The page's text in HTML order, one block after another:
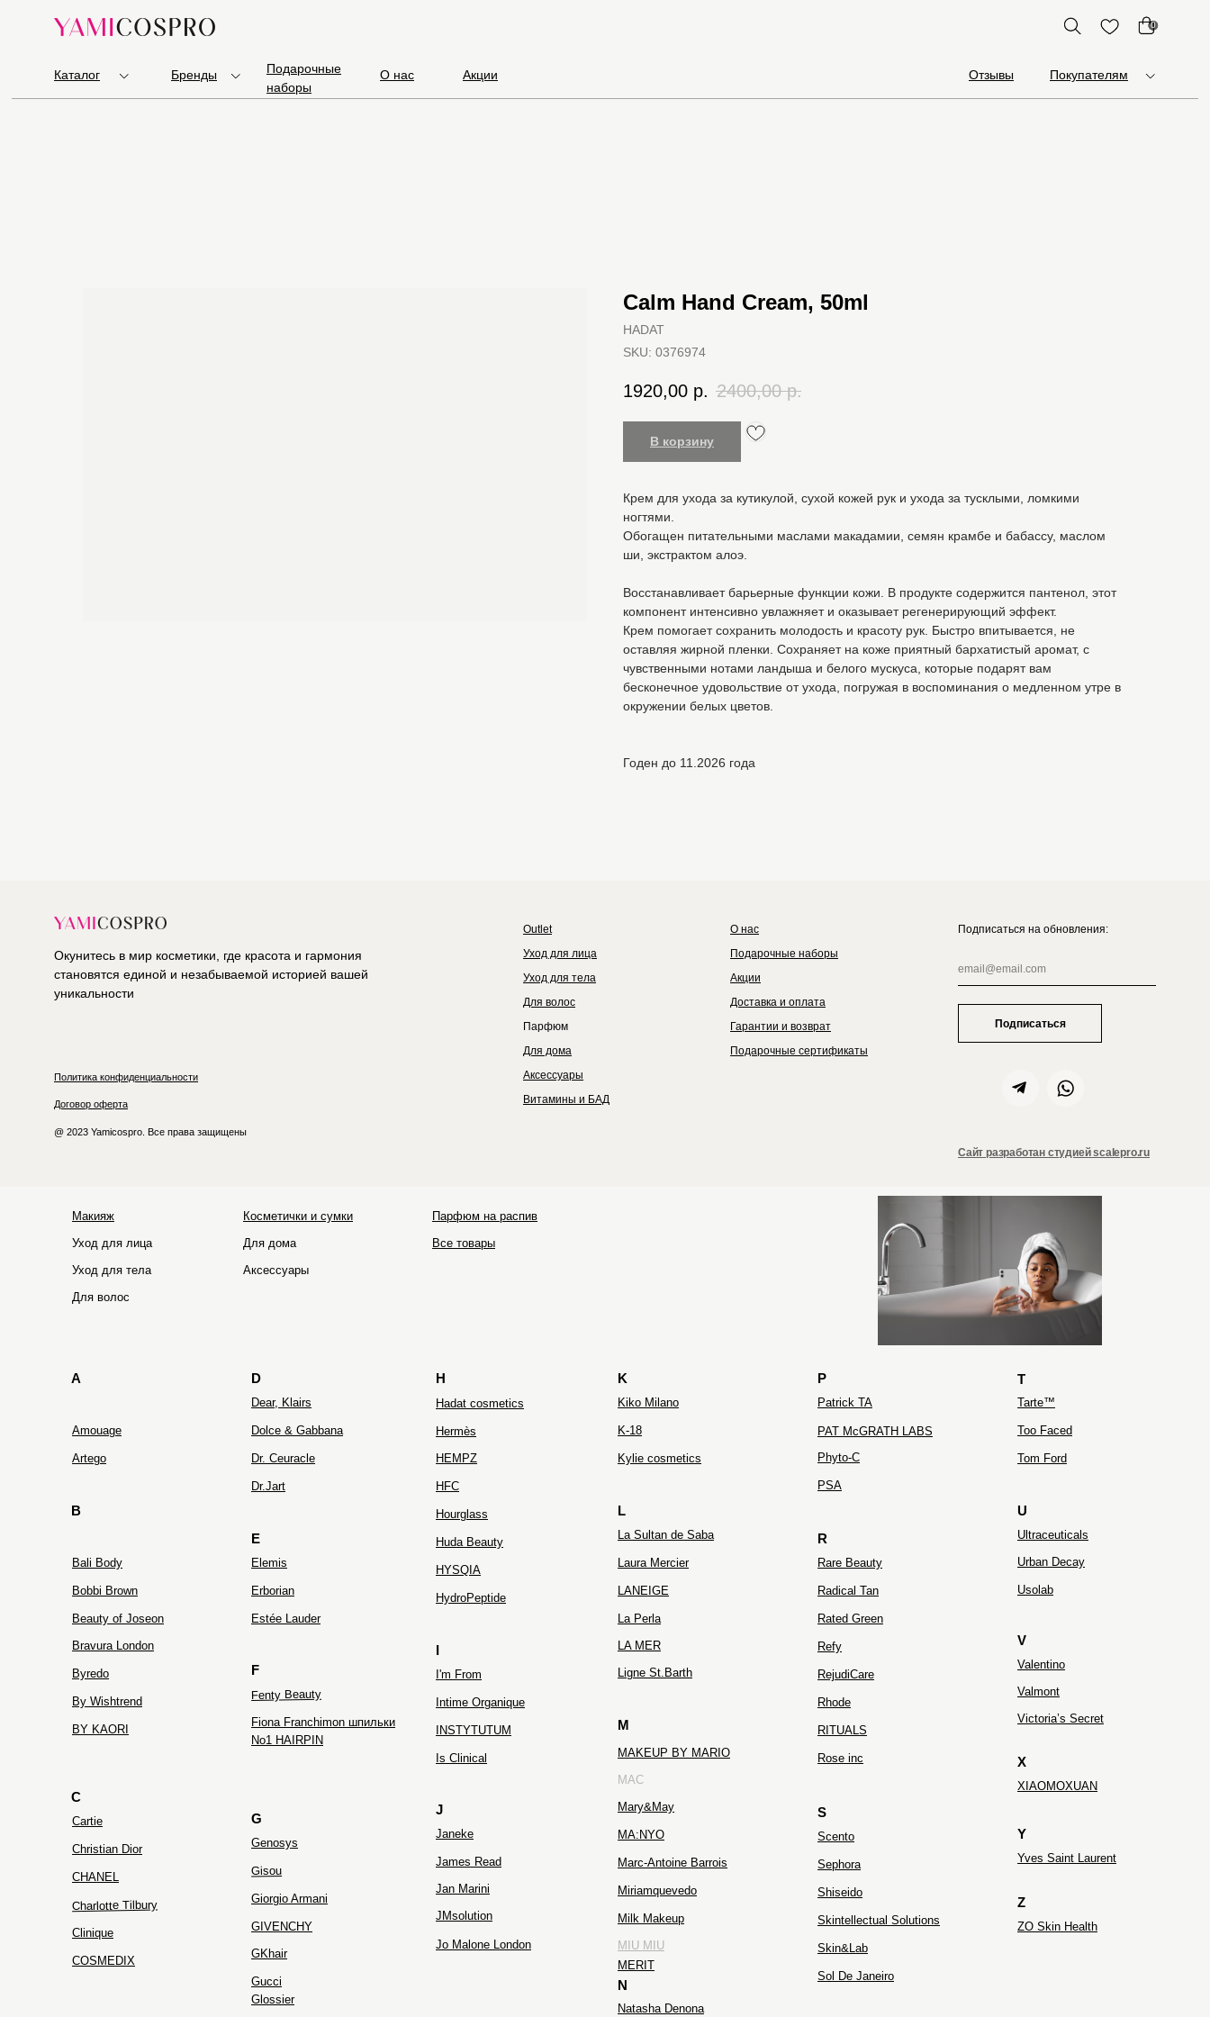
Подарочные
наборы
О нас Акции Отзывы Покупателям
0
Каталог Бренды
Calm Hand Cream, 50ml
HADAT
SKU: 0376974
1920,00 р. 2400,00 р.
В корзину
Крем для ухода за кутикулой, сухой кожей рук и ухода за тусклыми, ломкими
ногтями.
Обогащен питательными маслами макадамии, семян крамбе и бабассу, маслом
ши, экстрактом алоэ.
Восстанавливает барьерные функции кожи. В продукте содержится пантенол, этот
компонент интенсивно увлажняет и оказывает регенерирующий эффект.
Крем помогает сохранить молодость и красоту рук. Быстро впитывается, не
оставляя жирной пленки. Сохраняет на коже приятный бархатистый аромат, с
чувственными нотами ландыша и белого мускуса, которые подарят вам
бесконечное удовольствие от ухода, погружая в воспоминания о медленном утре в
окружении белых цветов.
Годен до 11.2026 года
Outlet
Окунитесь в мир косметики, где красота и гармония
становятся единой и незабываемой историей вашей
уникальности
Политика конфиденциальности
Договор оферта
@ 2023 Yamicospro. Все права защищены
Уход для лица
Уход для тела
Для волос
Парфюм
Для дома
Аксессуары
Сайт разработан студией scalepro.ru
Витамины и БАД
О нас
Подарочные наборы
Акции
Доставка и оплата
Гарантии и возврат
Подарочные сертификаты
Подписаться на обновления:
Подписаться
Макияж
Уход для лица
Уход для тела
Для волос
Косметички и сумки
Для дома
Аксессуары
Парфюм на распив
Все товары
Glossier
Genosys
Ligne St.Barth
Dr. Ceuracle
Elemis Urban Decay
Estée Lauder
Ultraceuticals
Gucci
Too Faced
Valentino
Usolab
Jan Marini
HYSQIA
Yves Saint Laurent
ZIELINSKI&ROZEN
COSMEDIX
MA:NYO
Tarte™
Sol De Janeiro
Tom Ford
Shiseido
Rose inc
Kiko Milano
Rare Beauty
BY KAORI
Radical Tan
JMsolution
Phyto-C
Fiona Franchimon шпильки
No1 HAIRPIN
Intime Organique
INSTYTUTUM
Mary&May
Huda Beauty
Fenty Beauty
Erborian
Dr.Jart
K-18
Gisou
Dolce & Gabbana
PSA
Rated Green
Skintellectual Solutions
Miriamquevedo
Hourglass
Laura Mercier
Hadat cosmetics
RejudiCare
James Read
Is Clinical
La Sultan de Saba
XIAOMOXUAN
Valmont
LANEIGE
Christian Dior
Charlotte Tilbury
CHANEL
Bali Body
HydroPeptide
Hermès
Artego
MERIT
GKhair
HOLIFROG
Kylie cosmetics
Janeke
Cartie
By Wishtrend
Byredo
Bravura London
Bobbi Brown
Amouage
Dear, Klairs
Clinique
Giorgio Armani
HFC
I'm From
La Perla
Marc-Antoine Barrois
Milk Makeup
Natasha Denona
Refy
Rhode
Scento
Sephora
Skin&Lab
Jo Malone London
ZO Skin Health
RITUALS
Patrick TA
A
B
C
D
E
F
G
H
I
J
K
L
M
N
P
S
R
T
U
V
X
Y
Z
HEMPZ
Victoria’s Secret
MAKEUP BY MARIO
Beauty of Joseon
GIVENCHY
LA MER
MAC
MIU MIU
PAT McGRATH LABS
Ultraceuticals